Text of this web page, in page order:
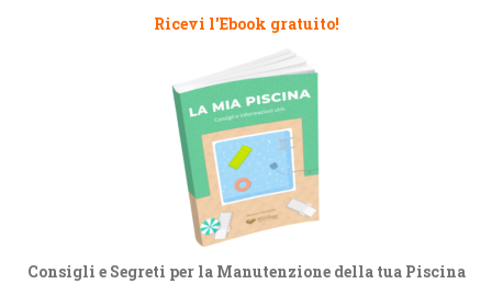
Ricevi l'Ebook gratuito!
Consigli e Segreti per la Manutenzione della tua Piscina